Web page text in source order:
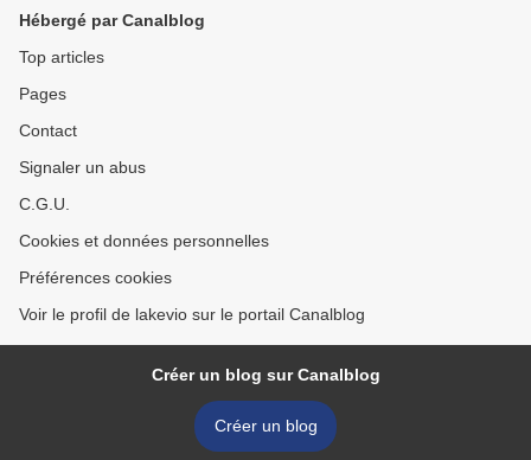
Hébergé par Canalblog
Top articles
Pages
Contact
Signaler un abus
C.G.U.
Cookies et données personnelles
Préférences cookies
Voir le profil de lakevio sur le portail Canalblog
Créer un blog sur Canalblog
Créer un blog